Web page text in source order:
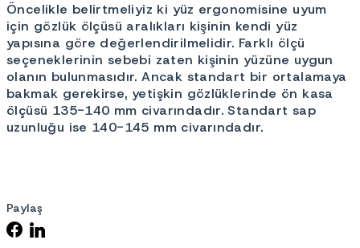
Öncelikle belirtmeliyiz ki yüz ergonomisine uyum
için gözlük ölçüsü aralıkları kişinin kendi yüz
yapısına göre değerlendirilmelidir. Farklı ölçü
seçeneklerinin sebebi zaten kişinin yüzüne uygun
olanın bulunmasıdır. Ancak standart bir ortalamaya
bakmak gerekirse, yetişkin gözlüklerinde ön kasa
ölçüsü 135-140 mm civarındadır. Standart sap
uzunluğu ise 140-145 mm civarındadır.
Paylaş